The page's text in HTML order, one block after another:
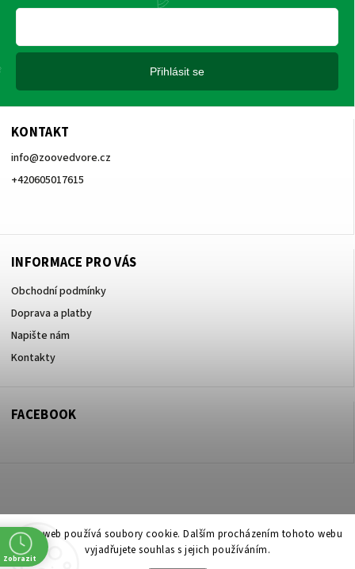
Tento web používá soubory cookie. Dalším procházením tohoto webu
vyjadřujete souhlas s jejich používáním.
KONTAKT
info@zoovedvore.cz
+420605017615
INFORMACE PRO VÁS
Obchodní podmínky
Doprava a platby
Napište nám
Kontakty
Přihlásit se
FACEBOOK
Copyright 2026 ZOO ve dvoře Praha 5. Všechna práva vyhrazena.
Upravit nastavení cookies
Zobrazit